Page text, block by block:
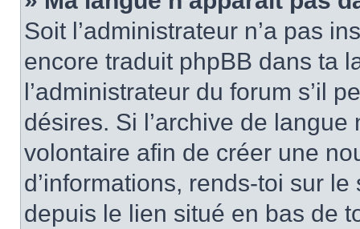
Soit l’administrateur n’a pas
encore traduit phpBB dans ta
l’administrateur du forum s’il
désires. Si l’archive de
volontaire afin de créer une
d’informations, rends-toi sur
depuis le lien situé en bas de